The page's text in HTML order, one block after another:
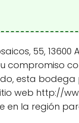
55,
esta
web http://
en la región